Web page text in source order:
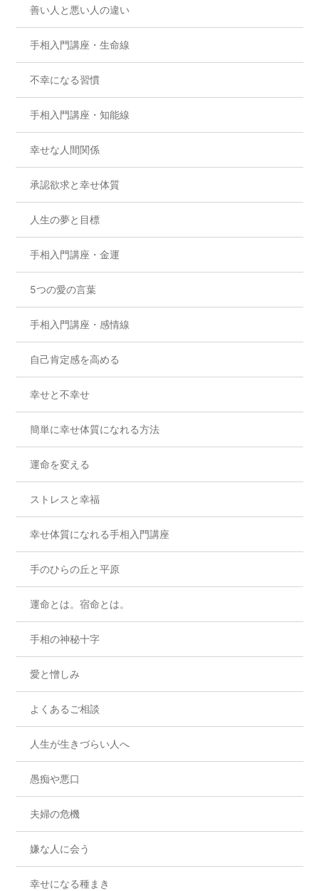
善い人と悪い人の違い
手相入門講座・生命線
不幸になる習慣
手相入門講座・知能線
幸せな人間関係
承認欲求と幸せ体質
人生の夢と目標
手相入門講座・金運
5つの愛の言葉
手相入門講座・感情線
自己肯定感を高める
幸せと不幸せ
簡単に幸せ体質になれる方法
運命を変える
ストレスと幸福
幸せ体質になれる手相入門講座
手のひらの丘と平原
運命とは。宿命とは。
手相の神秘十字
愛と憎しみ
よくあるご相談
人生が生きづらい人へ
愚痴や悪口
夫婦の危機
嫌な人に会う
幸せになる種まき